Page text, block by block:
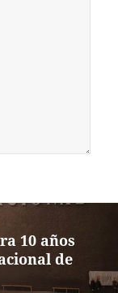
10 años
de